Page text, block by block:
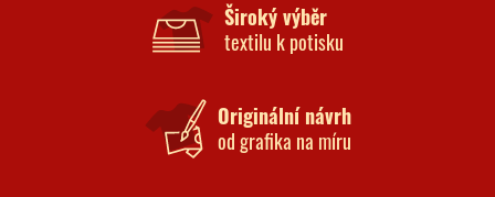
Široký výběr
textilu k potisku
Originální návrh
od grafika na míru